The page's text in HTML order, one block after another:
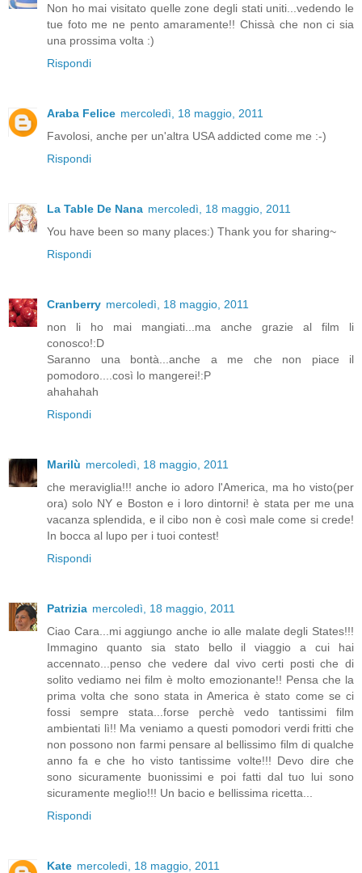
Non ho mai visitato quelle zone degli stati uniti...vedendo le
tue foto me ne pento amaramente!! Chissà che non ci sia
una prossima volta :)
Rispondi
Araba Felice mercoledì, 18 maggio, 2011
Favolosi, anche per un'altra USA addicted come me :-)
Rispondi
La Table De Nana mercoledì, 18 maggio, 2011
You have been so many places:) Thank you for sharing~
Rispondi
Cranberry mercoledì, 18 maggio, 2011
non li ho mai mangiati...ma anche grazie al film li
conosco!:D
Saranno una bontà...anche a me che non piace il
pomodoro....così lo mangerei!:P
ahahahah
Rispondi
Marilù mercoledì, 18 maggio, 2011
che meraviglia!!! anche io adoro l'America, ma ho visto(per
ora) solo NY e Boston e i loro dintorni! è stata per me una
vacanza splendida, e il cibo non è così male come si crede!
In bocca al lupo per i tuoi contest!
Rispondi
Patrizia mercoledì, 18 maggio, 2011
Ciao Cara...mi aggiungo anche io alle malate degli States!!!
Immagino quanto sia stato bello il viaggio a cui hai
accennato...penso che vedere dal vivo certi posti che di
solito vediamo nei film è molto emozionante!! Pensa che la
prima volta che sono stata in America è stato come se ci
fossi sempre stata...forse perchè vedo tantissimi film
ambientati lì!! Ma veniamo a questi pomodori verdi fritti che
non possono non farmi pensare al bellissimo film di qualche
anno fa e che ho visto tantissime volte!!! Devo dire che
sono sicuramente buonissimi e poi fatti dal tuo lui sono
sicuramente meglio!!! Un bacio e bellissima ricetta...
Rispondi
Kate mercoledì, 18 maggio, 2011